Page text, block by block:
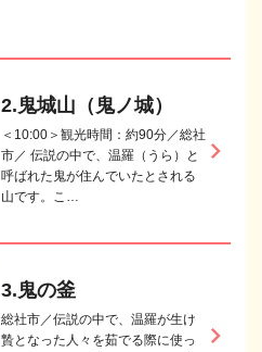
2.鬼城山（鬼ノ城）
＜10:00＞観光時間：約90分／総社
市／ 伝説の中で、温羅（うら）と
呼ばれた鬼が住んでいたとされる
山です。こ…
keyboard_arrow_right
3.鬼の釜
総社市／伝説の中で、温羅が生け
贄となった人々を茹でる際に使っ
keyboard_arrow_right